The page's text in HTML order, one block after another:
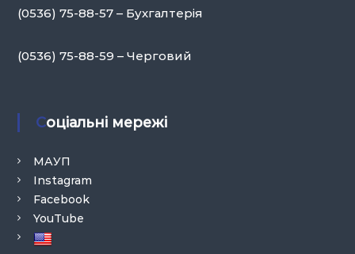
(0536) 75-88-57 – Бухгалтерія
(0536) 75-88-59 – Черговий
Соціальні мережі
МАУП
Instagram
Facebook
YouTube